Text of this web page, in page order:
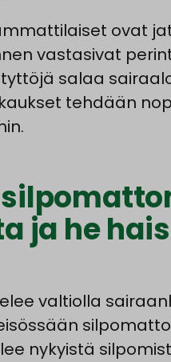
ovat
vastasivat
salaa
tehdään
ja he
valtiolla
nykyistä